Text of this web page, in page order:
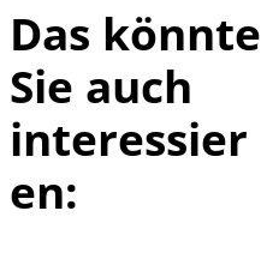
Das könnte
Sie auch
interessier
en: